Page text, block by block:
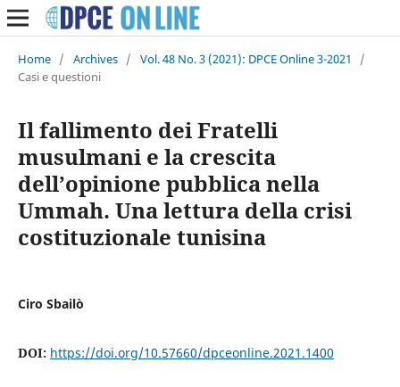
Home / Archives / Vol. 48 No. 3 (2021): DPCE Online 3-2021
/
Casi e questioni
Il fallimento dei Fratelli
musulmani e la crescita
dell’opinione pubblica nella
Ummah. Una lettura della crisi
costituzionale tunisina
Ciro Sbailò
DOI: https://doi.org/10.57660/dpceonline.2021.1400